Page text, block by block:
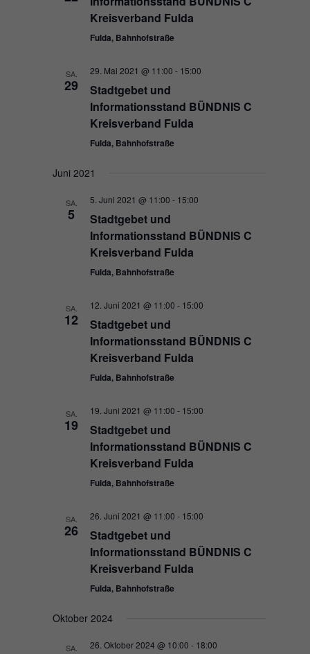
Kreisverband Fulda
Fulda, Bahnhofstraße
SA.
29
29. Mai 2021 @ 11:00 - 15:00
Stadtgebet und
Informationsstand BÜNDNIS C
Kreisverband Fulda
Fulda, Bahnhofstraße
Juni 2021
SA.
5
5. Juni 2021 @ 11:00 - 15:00
Stadtgebet und
Informationsstand BÜNDNIS C
Kreisverband Fulda
Fulda, Bahnhofstraße
SA.
12
12. Juni 2021 @ 11:00 - 15:00
Stadtgebet und
Informationsstand BÜNDNIS C
Kreisverband Fulda
Fulda, Bahnhofstraße
SA.
19
19. Juni 2021 @ 11:00 - 15:00
Stadtgebet und
Informationsstand BÜNDNIS C
Kreisverband Fulda
Fulda, Bahnhofstraße
SA.
26
26. Juni 2021 @ 11:00 - 15:00
Stadtgebet und
Informationsstand BÜNDNIS C
Kreisverband Fulda
Fulda, Bahnhofstraße
Oktober 2024
SA. 26. Oktober 2024 @ 10:00 - 18:00
Alle akzeptieren
Zurück
Datenschutzeinstellungen
die einwandfreie Funktion der Website erforderlich.
Cookie-Informationen anzeigen
Externe Medien (7)
Inhalte von Videoplattformen und Social-Media-Plattformen werden
standardmäßig blockiert. Wenn Cookies von externen Medien akzeptiert
werden, bedarf der Zugriff auf diese Inhalte keiner manuellen Einwilligung
Cookie-Informationen anzeigen